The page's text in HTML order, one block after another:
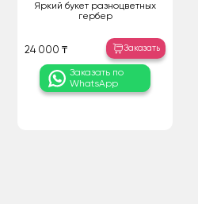
Яркий букет разноцветных
гербер
24 000 ₸ Заказать
Заказать по
WhatsApp